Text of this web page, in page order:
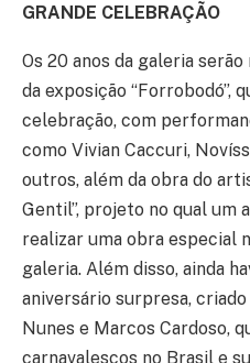
GRANDE CELEBRAÇÃO
Os 20 anos da galeria
da exposição “Forrobodó”,
celebração, com
como Vivian Caccuri,
outros, além da obra do
Gentil”, projeto no qual um
realizar uma obra especial
galeria. Além disso, ainda
aniversário surpresa,
Nunes e Marcos Cardoso,
carnavalescos no Brasil e